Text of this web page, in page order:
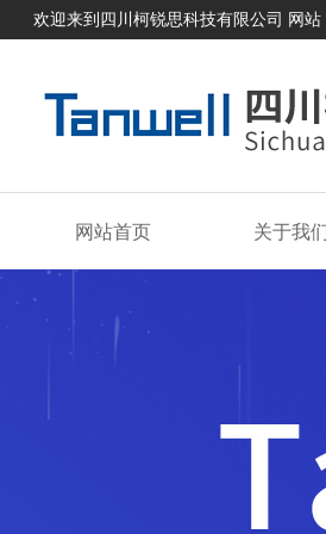
欢迎来到四川柯锐思科技有限公司 网站
网站首页 关于我